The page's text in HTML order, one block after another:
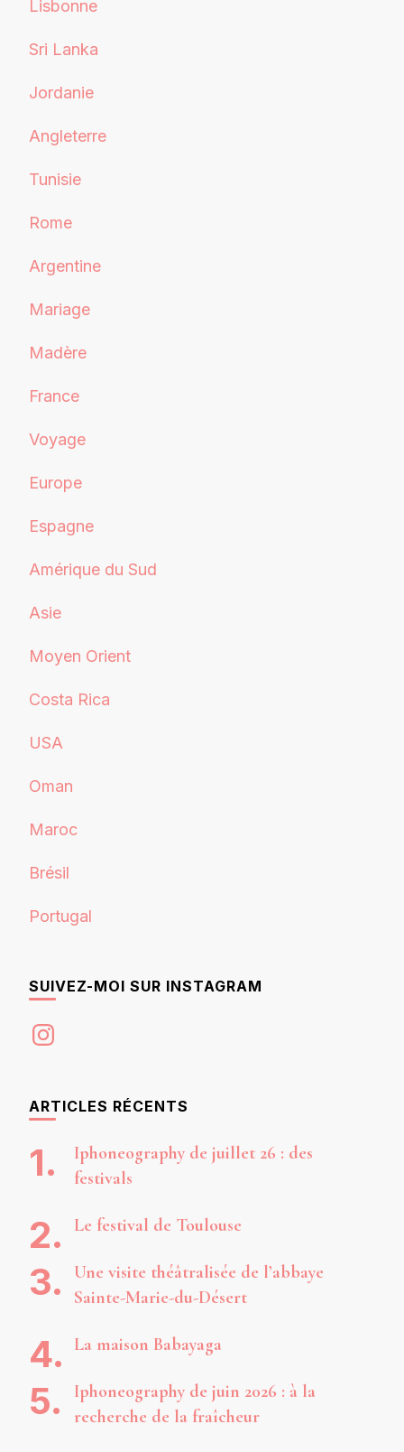
Lisbonne
Sri Lanka
Jordanie
Angleterre
Tunisie
Rome
Argentine
Mariage
Madère
France
Voyage
Europe
Espagne
Amérique du Sud
Asie
Moyen Orient
Costa Rica
USA
Oman
Maroc
Brésil
Portugal
SUIVEZ-MOI SUR INSTAGRAM
Instagram
ARTICLES RÉCENTS
Iphoneography de juillet 26 : des
festivals
Le festival de Toulouse
Une visite théâtralisée de l’abbaye
Sainte-Marie-du-Désert
La maison Babayaga
Iphoneography de juin 2026 : à la
recherche de la fraîcheur